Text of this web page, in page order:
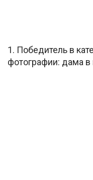
1. Победитель в
фотографии: дама в